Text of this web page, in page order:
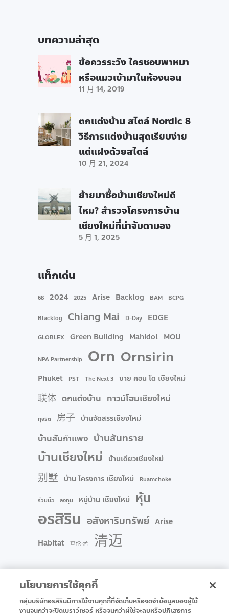
บทความล่าสุด
ข้อควรระวัง ใครชอบพาหมา
หรือแมวเข้ามาในห้องนอน
11 月 14, 2019
ตกแต่งบ้าน สไตล์ Nordic 8
วิธีการแต่งบ้านสุดเรียบง่าย
แต่แฝงด้วยสไตล์
10 月 21, 2024
ย้ายมาซื้อบ้านเชียงใหม่ดี
ไหม? สำรวจโครงการบ้าน
เชียงใหม่ที่น่าจับตามอง
5 月 1, 2025
แท็กเด่น
68 2024 2025 Arise Backlog BAM BCPG
Blacklog Chiang Mai D-Day EDGE
GLOBLEX Green Building Mahidol MOU
NPA Partnership Orn Ornsirin
Phuket PST The Next 3 ขาย คอน โด เชียงใหม่
联体 ตกแต่งบ้าน ทาวน์โฮมเชียงใหม่
ทุจริต 房子 บ้านจัดสรรเชียงใหม่
บ้านสันกำแพง บ้านสันทราย
บ้านเชียงใหม่ บ้านเดียวเชียงใหม่
别墅 บ้าน โครงการ เชียงใหม่ Ruamchoke
ร่วมมือ ลงทุน หมู่บ้าน เชียงใหม่ หุ้น
อรสิริน อสังหาริมทรัพย์ Arise
Habitat
查伦·孟 清迈
นโยบายการใช้คุกกี้
กลุ่มบริษัทอรสิรินมีการใช้งานคุกกี้ที่จัดเก็บหรือจดจำข้อมูลของผู้ใช้
งานจนกว่าจะปิดเบราว์เซอร์ หรือจนกว่าผู้ใช้จะลบหรือปฏิเสธการ